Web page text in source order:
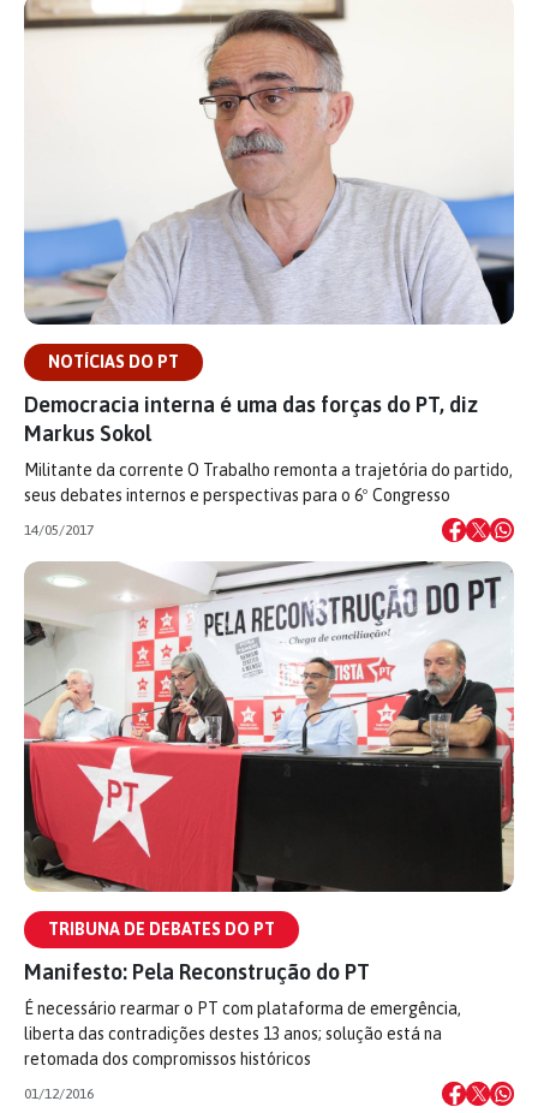
NOTÍCIAS DO PT
Democracia interna é uma das forças do PT, diz
Markus Sokol
Militante da corrente O Trabalho remonta a trajetória do partido,
seus debates internos e perspectivas para o 6º Congresso
14/05/2017
TRIBUNA DE DEBATES DO PT
Manifesto: Pela Reconstrução do PT
É necessário rearmar o PT com plataforma de emergência,
liberta das contradições destes 13 anos; solução está na
retomada dos compromissos históricos
01/12/2016